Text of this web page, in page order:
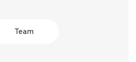
Team